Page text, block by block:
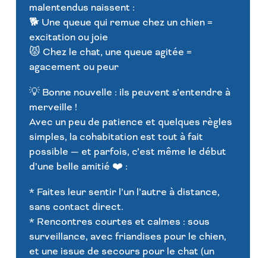
malentendus naissent :
🐕 Une queue qui remue chez un chien =
excitation ou joie
😾 Chez le chat, une queue agitée =
agacement ou peur
💡 Bonne nouvelle : ils peuvent s’entendre à
merveille !
Avec un peu de patience et quelques règles
simples, la cohabitation est tout à fait
possible — et parfois, c’est même le début
d’une belle amitié ❤️ :
* Faites leur sentir l’un l’autre à distance,
sans contact direct.
* Rencontres courtes et calmes : sous
surveillance, avec friandises pour le chien,
et une issue de secours pour le chat (un